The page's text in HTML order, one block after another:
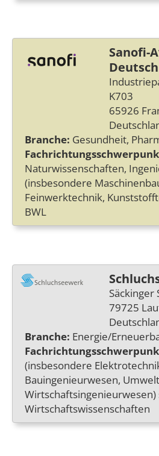
Sanofi-
K703
65926
Branche: Gesundheit,
Naturwissenschaften,
(insbesondere
Feinwerktechnik,
BWL
Säckinger
79725
Branche: Energie/
(insbesondere
Bauingenieurwesen,
Wirtschaftsingenieur­wesen)
Wirtschaftswissenschaften